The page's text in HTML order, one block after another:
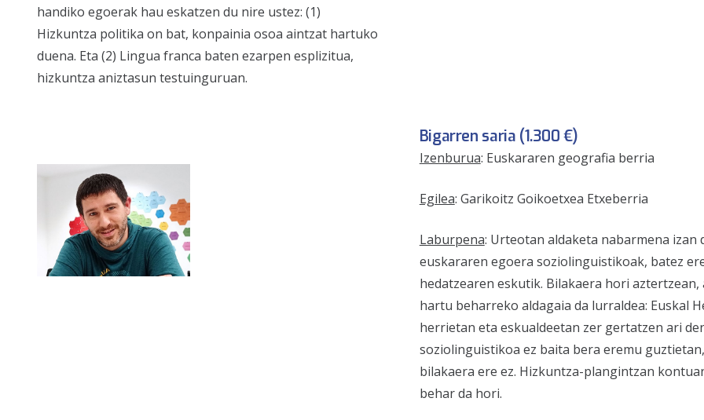
handiko egoerak hau eskatzen du nire ustez: (1)
Hizkuntza politika on bat, konpainia osoa aintzat hartuko
duena. Eta (2) Lingua franca baten ezarpen esplizitua,
hizkuntza aniztasun testuinguruan.
Bigarren saria (1.300 €)
Izenburua: Euskararen geografia berria
Egilea: Garikoitz Goikoetxea Etxeberria
Laburpena: Urteotan aldaketa nabarmena izan
euskararen egoera soziolinguistikoak, batez
hedatzearen eskutik. Bilakaera hori aztertzean,
hartu beharreko aldagaia da lurraldea: Euskal
herrietan eta eskualdeetan zer gertatzen ari
soziolinguistikoa ez baita bera eremu
bilakaera ere ez. Hizkuntza-plangintzan
behar da hori.